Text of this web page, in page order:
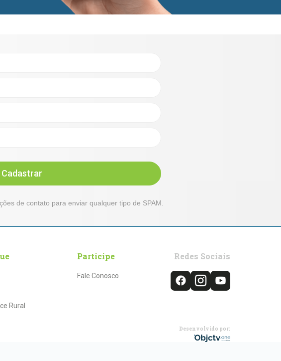
Cadastrar
de contato para enviar qualquer tipo de SPAM.
Rural
Participe
Fale Conosco
Redes Sociais
Desenvolvido por: